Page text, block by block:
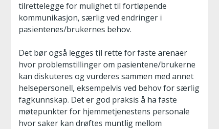
tilrettelegge for mulighet til fortløpende
kommunikasjon, særlig ved endringer i
pasientenes/brukernes behov.
Det bør også legges til rette for faste arenaer
hvor problemstillinger om pasientene/brukerne
kan diskuteres og vurderes sammen med annet
helsepersonell, eksempelvis ved behov for særlig
fagkunnskap. Det er god praksis å ha faste
møtepunkter for hjemmetjenestens personale
hvor saker kan drøftes muntlig mellom